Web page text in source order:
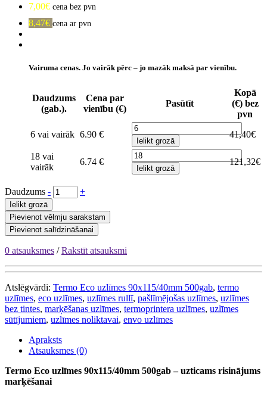
7,00€ cena bez pvn
8,47€ cena ar pvn
Vairuma cenas. Jo vairāk pērc – jo mazāk maksā par vienību.
Daudzums
(gab.).
Cena par
vienību (€)
Pasūtīt
Kopā
(€) bez
pvn
6 vai vairāk 6.90 €
Ielikt grozā
41,40€
18 vai
vairāk
6.74 €
Ielikt grozā
121,32€
Daudzums - +
Ielikt grozā
Pievienot vēlmju sarakstam
Pievienot salīdzināšanai
0 atsauksmes /Rakstīt atsauksmi
Atslēgvārdi: Termo Eco uzlīmes 90x115/40mm 500gab, termo
uzlīmes, eco uzlīmes, uzlīmes rullī, pašlīmējošas uzlīmes, uzlīmes
bez tintes, marķēšanas uzlīmes, termoprintera uzlīmes, uzlīmes
sūtījumiem, uzlīmes noliktavai, envo uzlīmes
Apraksts
Atsauksmes (0)
Termo Eco uzlīmes 90x115/40mm 500gab – uzticams risinājums
marķēšanai